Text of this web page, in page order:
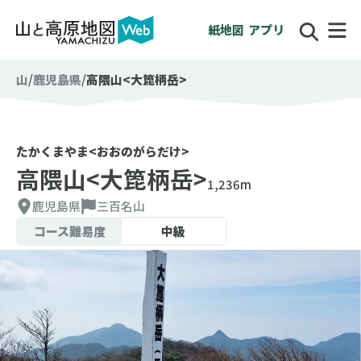
紙地図 アプリ
山 鹿児島県 高隈山<大箆柄岳>
たかくまやま<おおのがらだけ>
高隈山<大箆柄岳>1,236m
鹿児島県
三百名山
コース難易度
中級